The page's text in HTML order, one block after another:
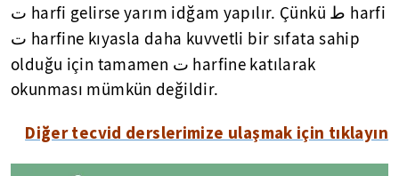
ت harfi gelirse yarım idğam yapılır. Çünkü ط harfi
ت harfine kıyasla daha kuvvetli bir sıfata sahip
olduğu için tamamen ت harfine katılarak
okunması mümkün değildir.
Diğer tecvid derslerimize ulaşmak için tıklayın